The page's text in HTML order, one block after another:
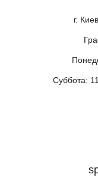
г.
Суббота: